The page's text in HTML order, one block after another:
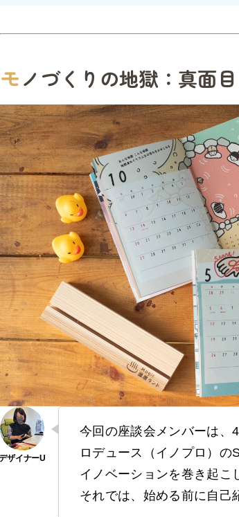
モノづくりの地獄：真面
今回の座談会メンバーは、
ロデュース（イノプロ）の
イノベーションを巻き起こ
それでは、始める前に自己